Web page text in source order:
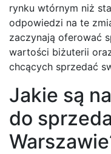
rynku wtórnym niż
odpowiedzi na te
zaczynają oferować
wartości biżuterii
chcących sprzedać
Jakie są
do